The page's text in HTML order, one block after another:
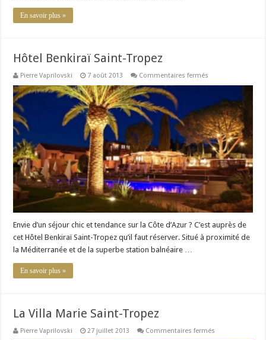
En savoir plus »
Hôtel Benkiraï Saint-Tropez
Pierre Vaprilovski 7 août 2013 Commentaires fermés
Saint-
Tropez
Envie d’un séjour chic et tendance sur la Côte d’Azur ? C’est auprès de
cet Hôtel Benkiraï Saint-Tropez qu’il faut réserver. Situé à proximité de
la Méditerranée et de la superbe station balnéaire …
En savoir plus »
La Villa Marie Saint-Tropez
Pierre Vaprilovski 27 juillet 2013 Commentaires fermés